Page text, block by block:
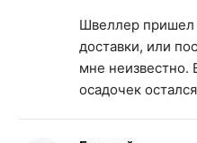
Швеллер пришел
доставки, или
мне неизвестно.
осадочек